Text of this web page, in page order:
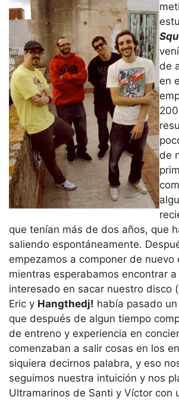
de
en
de
que tenían más de dos años, que
saliendo espontáneamente.
empezamos a componer de nuevo
mientras esperabamos encontrar a
interesado en sacar nuestro disco
Eric y Hangthedj! había pasado
que después de algun tiempo
de entreno y experiencia en
comenzaban a salir cosas en los
siquiera decirnos palabra, y eso
seguimos nuestra intuición y nos
Ultramarinos de Santi y Víctor con